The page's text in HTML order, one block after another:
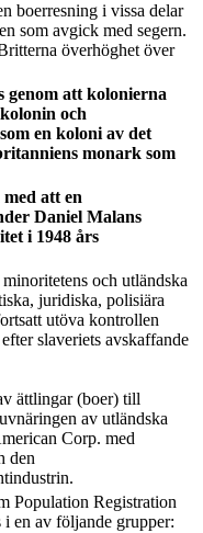
boerresning i vissa delar
som avgick med segern.
överhöghet över
genom att kolonierna
och
en koloni av det
monark som
med att en
Daniel Malans
i 1948 års
och utländska
juridiska, polisiära
utöva kontrollen
slaveriets avskaffande
ättlingar (boer) till
av utländska
Corp. med
den
Population Registration
en av följande grupper: